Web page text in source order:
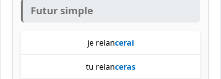
Futur simple
je relancerai
tu relanceras